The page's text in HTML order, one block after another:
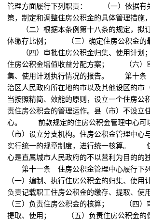
管理方面履行下列职责： （一）依据有
策，制定和调整住房公积金的具体管理措施
（二）根据本条例第十八条的规定，拟
体缴存比例； （三）确定住房公积金的最
（四）审批住房公积金归集、使用计
住房公积金增值收益分配方案； （六）
集、使用计划执行情况的报告。 第十条
治区人民政府所在地的市以及其他设区的市
当按照精简、效能的原则，设立一个住房公
责住房公积金的管理运作。县（市）不设立
心。 前款规定的住房公积金管理中心可
（市）设立分支机构。住房公积金管理中心
实行统一的规章制度，进行统一核算。
心是直属城市人民政府的不以营利为目的的
第十一条 住房公积金管理中心履行
（一）编制、执行住房公积金的归集、使
负责记载职工住房公积金的缴存、提取、
（三）负责住房公积金的核算； （四）
提取、使用； （五）负责住房公积金